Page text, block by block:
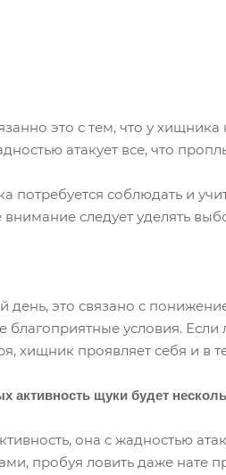
это с тем, что у
атакует все, что
соблюдать и
следует уделять
это связано с
условия.
хищник проявляет себя и в
активность щуки будет
она с жадностью
пробуя ловить даже нате